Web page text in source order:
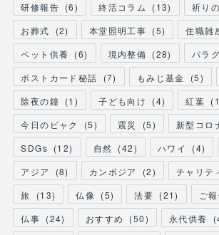
研修報告 (6) 終活コラム (13) 祈り
お葬式
(2) 本堂照明工事 (5) 住職雑
ペット供養 (6) 境内整備 (28) パラ
ポストカード秘話
(7) もみじ基金 (5)
除夜の鐘 (1 ) 子ども向け (4) 紅葉 (
今日のビャク
(5) 震災 (5) 新型コロ
SDGs (12) 自然 (42) ハワイ (4)
アジア
(8) カンボジア (2) チャリテ
旅
(13) 仏像 (5) 法要 (21) ご
仏事 (24) おすすめ (50) 永代供養 (